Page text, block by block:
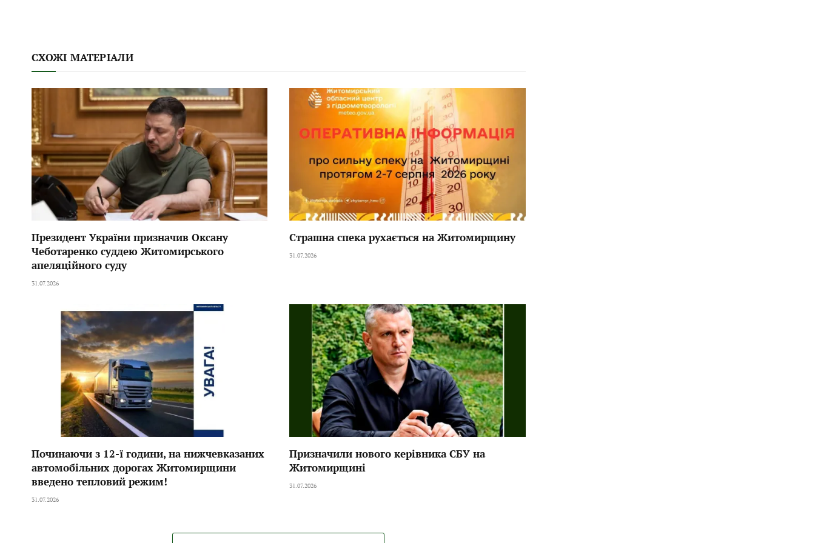
СХОЖІ МАТЕРІАЛИ
Президент України призначив Оксану
Чеботаренко суддею Житомирського
апеляційного суду
31.07.2026
Страшна спека рухається на Житомирщину
31.07.2026
Починаючи з 12-ї години, на нижчевказаних
автомобільних дорогах Житомирщини
введено тепловий режим!
31.07.2026
Призначили нового керівника СБУ на
Житомирщині
31.07.2026